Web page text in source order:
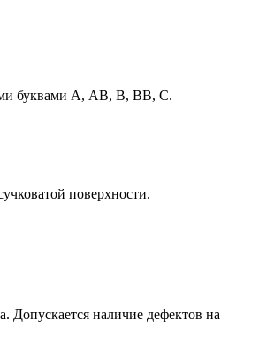
буквами А, АВ, В, ВВ, С.
поверхности.
Допускается наличие дефектов на